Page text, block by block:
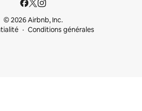
© 2026 Airbnb, Inc.
Conditions générales